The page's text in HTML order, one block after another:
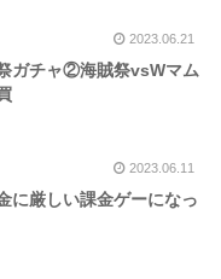
2023.06.21
ガチャ②海賊祭vsWマム
2023.06.11
に厳しい課金ゲーになっ